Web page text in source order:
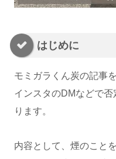
はじめに
モミガラくん炭の記事
インスタのDMなどで
ります。
内容として、煙のこと